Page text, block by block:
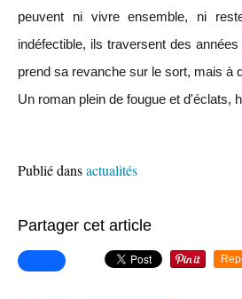
peuvent ni vivre ensemble, ni
indéfectible, ils traversent des
prend sa revanche sur le sort, mais à
Un roman plein de fougue et d'éclats,
Publié dansactualités
Partager cet article